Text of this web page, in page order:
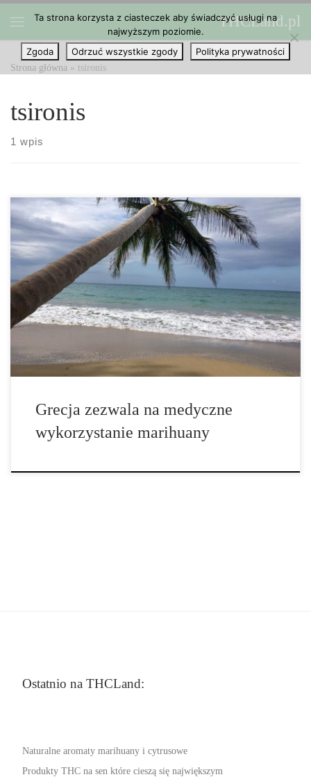
Przejdź do treści THCLand.pl
Strona główna » tsironis
tsironis
1 wpis
Już kilkanaście krajów UE zezwoliło na stosowanie marihuany w
celach medycznych. Ateny (AFP) – Parlament Grecji ma
zatwierdzić medyczne wykorzystanie cannabis w nadchodzących
tygodniach – powiedział wiceminister w niedzielę, dodając że
zmiana przyniesie wiele nowych inwestycji dla kraju. „Za kilka
[…]
Grecja zezwala na medyczne
wykorzystanie marihuany
Ostatnio na THCLand:
Naturalne aromaty marihuany i cytrusowe
Produkty THC na sen które cieszą się największym
Ta strona korzysta z ciasteczek aby świadczyć usługi na
najwyższym poziomie.
Zgoda
Odrzuć wszystkie zgody Polityka prywatności